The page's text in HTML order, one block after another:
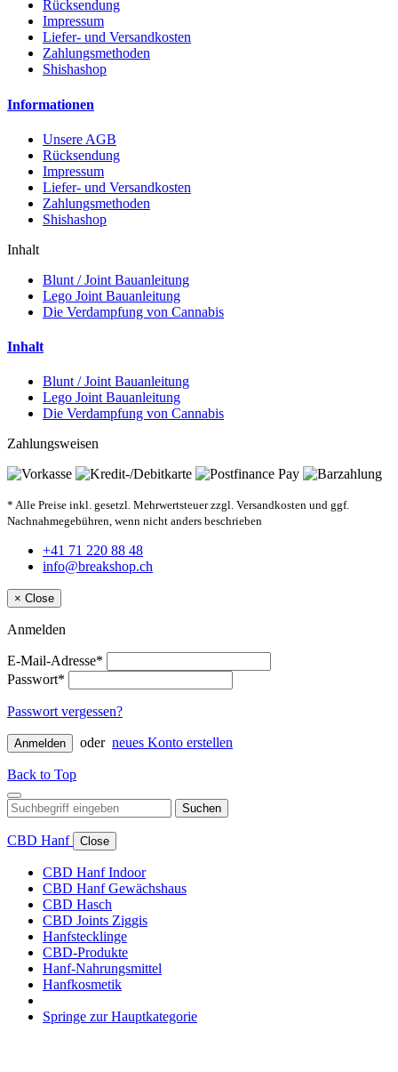
Rücksendung
Impressum
Liefer- und Versandkosten
Zahlungsmethoden
Shishashop
Informationen
Unsere AGB
Rücksendung
Impressum
Liefer- und Versandkosten
Zahlungsmethoden
Shishashop
Inhalt
Blunt / Joint Bauanleitung
Lego Joint Bauanleitung
Die Verdampfung von Cannabis
Inhalt
Blunt / Joint Bauanleitung
Lego Joint Bauanleitung
Die Verdampfung von Cannabis
Zahlungsweisen
* Alle Preise inkl. gesetzl. Mehrwertsteuer zzgl. Versandkosten und ggf.
Nachnahmegebühren, wenn nicht anders beschrieben
+41 71 220 88 48
info@breakshop.ch
× Close
Anmelden
E-Mail-Adresse*
Passwort*
Passwort vergessen?
Anmelden oder neues Konto erstellen
Back to Top
Suchen
CBD Hanf Close
CBD Hanf Indoor
CBD Hanf Gewächshaus
CBD Hasch
CBD Joints Ziggis
Hanfstecklinge
CBD-Produkte
Hanf-Nahrungsmittel
Hanfkosmetik
Springe zur Hauptkategorie